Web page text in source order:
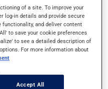
modifier l'effet de ce
limiter la consommation
au moins 2 heures
et celle d'un antiacide.
of a site. To improve your
log-in details and provide secure
and deliver content
to save your cookie preferences
to see a detailed description of
For more information about
Accept All